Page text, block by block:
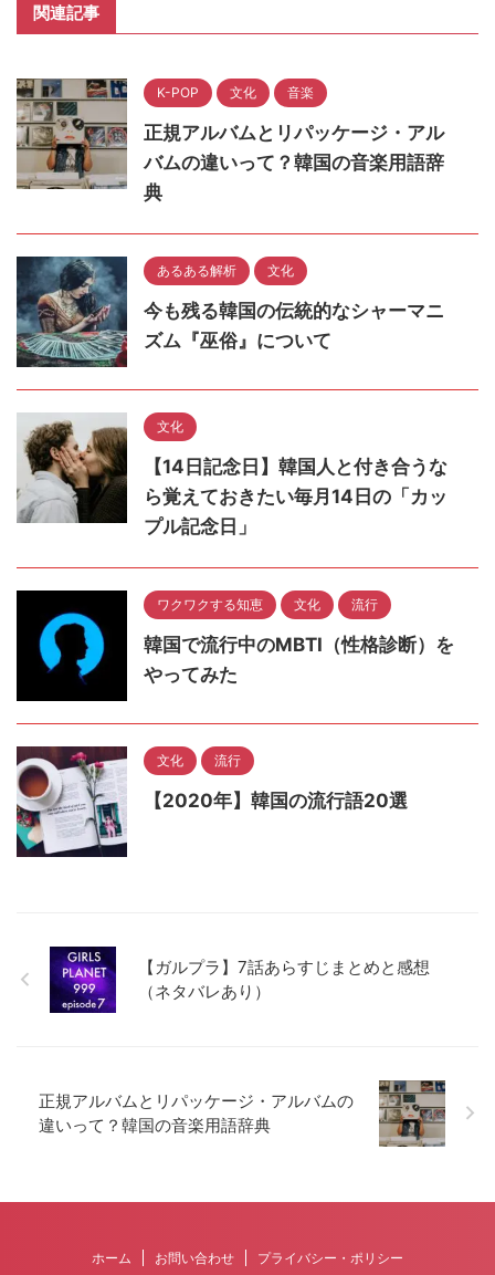
関連記事
K-POP 文化 音楽
正規アルバムとリパッケージ・アル
バムの違いって？韓国の音楽用語辞
典
あるある解析 文化
今も残る韓国の伝統的なシャーマニ
ズム『巫俗』について
文化
【14日記念日】韓国人と付き合うな
ら覚えておきたい毎月14日の「カッ
プル記念日」
ワクワクする知恵 文化 流行
韓国で流行中のMBTI（性格診断）を
やってみた
文化 流行
【2020年】韓国の流行語20選
【ガルプラ】7話あらすじまとめと感想
（ネタバレあり）
正規アルバムとリパッケージ・アルバムの
違いって？韓国の音楽用語辞典
ホーム お問い合わせ プライバシー・ポリシー